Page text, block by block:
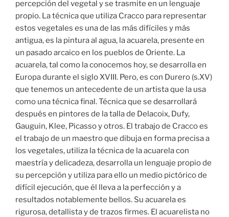
percepción del vegetal y se trasmite en un lenguaje
propio. La técnica que utiliza Cracco para representar
estos vegetales es una de las más difíciles y más
antigua, es la pintura al agua, la acuarela, presente en
un pasado arcaico en los pueblos de Oriente. La
acuarela, tal como la conocemos hoy, se desarrolla en
Europa durante el siglo XVIII. Pero, es con Durero (s.XV)
que tenemos un antecedente de un artista que la usa
como una técnica final. Técnica que se desarrollará
después en pintores de la talla de Delacoix, Dufy,
Gauguin, Klee, Picasso y otros. El trabajo de Cracco es
el trabajo de un maestro que dibuja en forma precisa a
los vegetales, utiliza la técnica de la acuarela con
maestría y delicadeza, desarrolla un lenguaje propio de
su percepción y utiliza para ello un medio pictórico de
difícil ejecución, que él lleva a la perfección y a
resultados notablemente bellos. Su acuarela es
rigurosa, detallista y de trazos firmes. El acuarelista no